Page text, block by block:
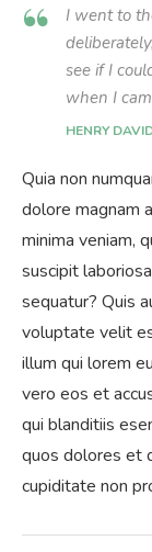
I went to
see if I
when I
HENRY
Quia non
dolore magnam
minima veniam,
suscipit
sequatur? Quis
voluptate velit
illum qui lorem
vero eos et
qui blanditiis
quos dolores et
cupiditate non